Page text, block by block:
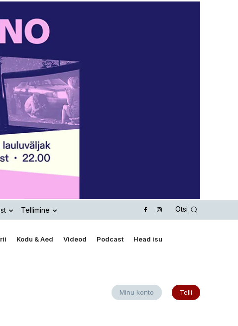
Tellimine Otsi
Kodu & Aed Videod Podcast Head isu
Minu konto Telli